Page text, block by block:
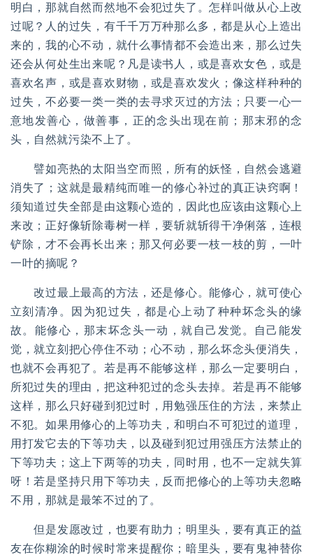
明白，那就自然而然地不会犯过失了。怎样叫做从心上改
过呢？人的过失，有千千万万种那么多，都是从心上造出
来的，我的心不动，就什么事情都不会造出来，那么过失
还会从何处生出来呢？凡是读书人，或是喜欢女色，或是
喜欢名声，或是喜欢财物，或是喜欢发火；像这样种种的
过失，不必要一类一类的去寻求灭过的方法；只要一心一
意地发善心，做善事，正的念头出现在前；那末邪的念
头，自然就污染不上了。
譬如亮热的太阳当空而照，所有的妖怪，自然会逃避
消失了；这就是最精纯而唯一的修心补过的真正诀窍啊！
须知道过失全部是由这颗心造的，因此也应该由这颗心上
来改；正好像斩除毒树一样，要斩就斩得干净俐落，连根
铲除，才不会再长出来；那又何必要一枝一枝的剪，一叶
一叶的摘呢？
改过最上最高的方法，还是修心。能修心，就可使心
立刻清净。因为犯过失，都是心上动了种种坏念头的缘
故。能修心，那末坏念头一动，就自己发觉。自己能发
觉，就立刻把心停住不动；心不动，那么坏念头便消失，
也就不会再犯了。若是再不能够这样，那么一定要明白，
所犯过失的理由，把这种犯过的念头去掉。若是再不能够
这样，那么只好碰到犯过时，用勉强压住的方法，来禁止
不犯。如果用修心的上等功夫，和明白不可犯过的道理，
用打发它去的下等功夫，以及碰到犯过用强压方法禁止的
下等功夫；这上下两等的功夫，同时用，也不一定就失算
呀！若是坚持只用下等功夫，反而把修心的上等功夫忽略
不用，那就是最笨不过的了。
但是发愿改过，也要有助力；明里头，要有真正的益
友在你糊涂的时候时常来提醒你；暗里头，要有鬼神替你